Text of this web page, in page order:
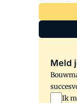
Meld
Ik